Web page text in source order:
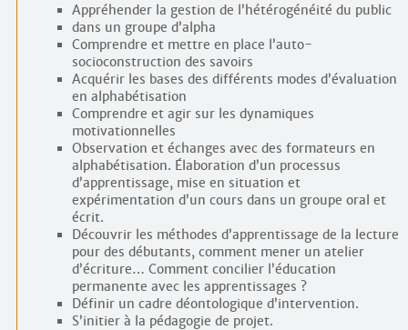
Appréhender la gestion de l’hétérogénéité du public
dans un groupe d’alpha
Comprendre et mettre en place l’auto-
socioconstruction des savoirs
Acquérir les bases des différents modes d’évaluation
en alphabétisation
Comprendre et agir sur les dynamiques
motivationnelles
Observation et échanges avec des formateurs en
alphabétisation. Élaboration d’un processus
d’apprentissage, mise en situation et
expérimentation d’un cours dans un groupe oral et
écrit.
Découvrir les méthodes d’apprentissage de la lecture
pour des débutants, comment mener un atelier
d’écriture… Comment concilier l’éducation
permanente avec les apprentissages ?
Définir un cadre déontologique d’intervention.
S’initier à la pédagogie de projet.